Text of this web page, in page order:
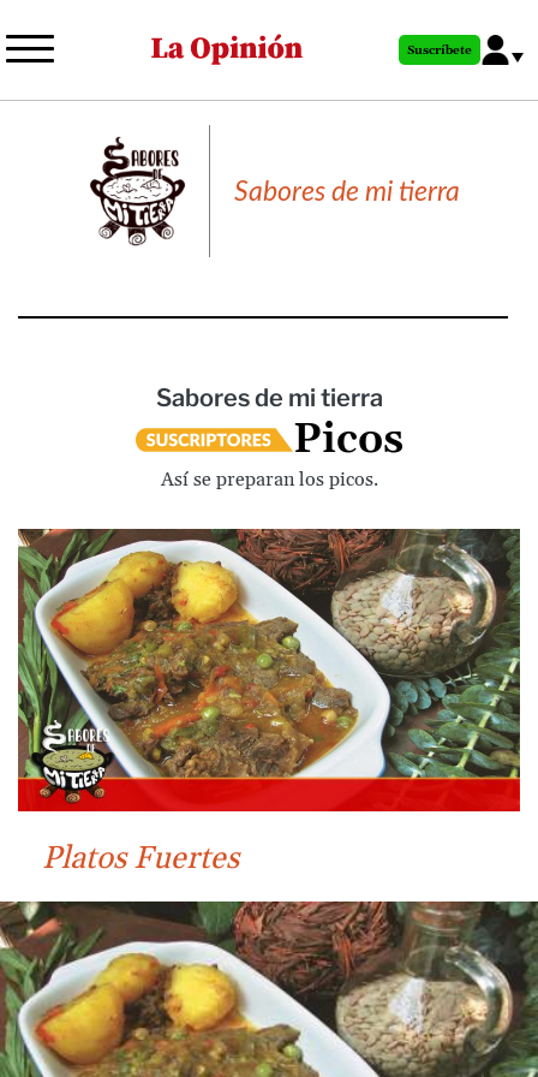
al
principal
Suscríbete
Sabores de mi tierra
Sabores de mi tierra
Picos
Así se preparan los picos.
Platos Fuertes